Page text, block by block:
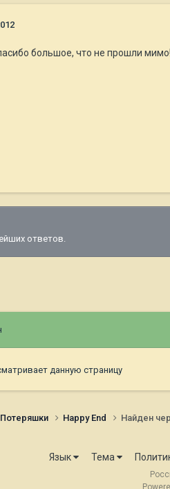
большое, что не прошли мимо!
ответов.
данную страницу
Потеряшки Happy End Найден
Язык Тема